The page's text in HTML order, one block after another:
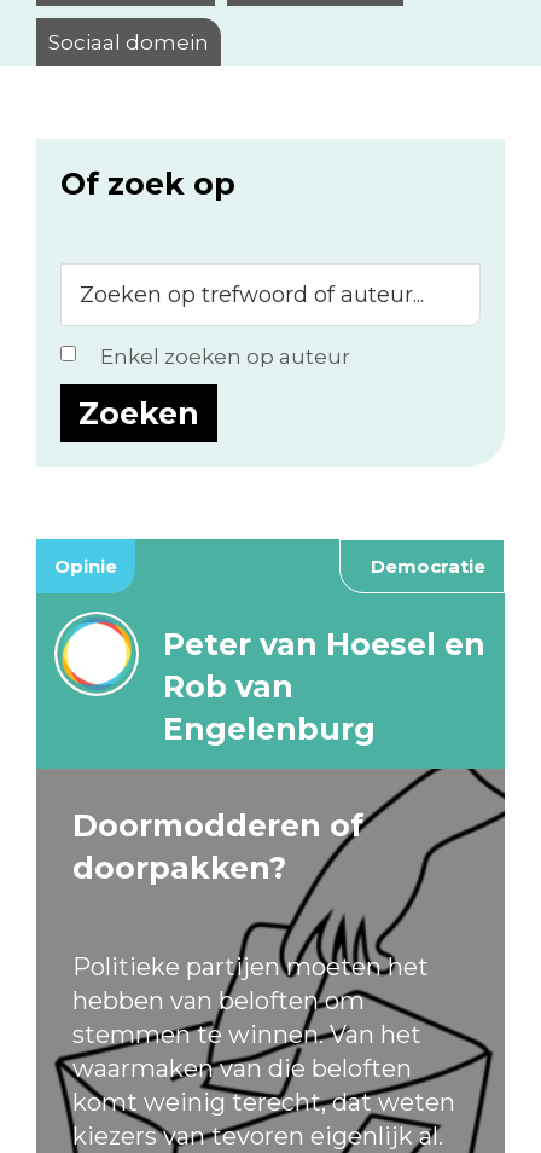
Sociaal domein
Of zoek op
op
trefwoord
of
auteur...
Enkel zoeken op auteur
Opinie Democratie
Peter van Hoesel en
Rob van
Engelenburg
Doormodderen of
doorpakken?
Politieke partijen moeten het
hebben van beloften om
stemmen te winnen. Van het
waarmaken van die beloften
komt weinig terecht, dat weten
kiezers van tevoren eigenlijk al.